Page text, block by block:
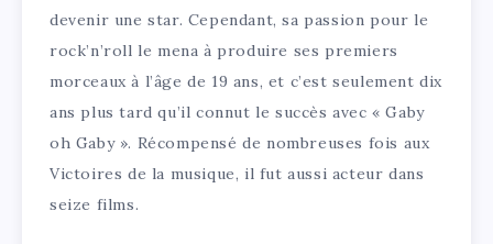
devenir une star. Cependant, sa passion pour le
rock’n’roll le mena à produire ses premiers
morceaux à l’âge de 19 ans, et c’est seulement dix
ans plus tard qu’il connut le succès avec « Gaby
oh Gaby ». Récompensé de nombreuses fois aux
Victoires de la musique, il fut aussi acteur dans
seize films.